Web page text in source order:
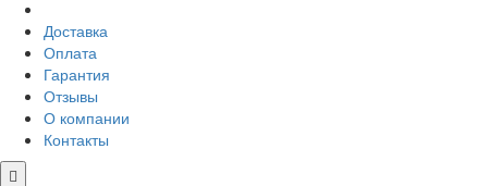
Доставка
Оплата
Гарантия
Отзывы
О компании
Контакты